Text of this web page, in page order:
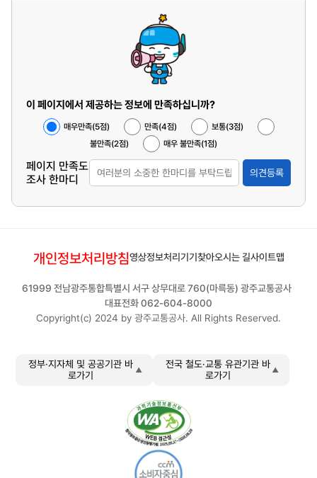
무엇보다 예방이 중요한 화재. 화재를 예방할 방법에는 어떤
우선 주택용 소방시설을 갖추는 방법이 있습니다. 주택용 소
울려 대피를 할 수 있는 단독경보형 감지기가 있습니다. 화
재 발생 후 신속한 대피가 가능하기 때문에 경보기 설치는
의무이며, 소화기는 반드시 주기적으로 작동력을 점검해야
합니다. 소화기를 거꾸로 들었을 때 가루가 떨어지는 소리가
점검하는 습관을 갖는 것이 좋습니다. 사용하지 않는 전열기
구 코드는 빼두고, 어린 자녀가 있는 가정에서는 라이터 등
을 자녀의 손이 닿지 않는 곳에 보관합니다. 가정에서의 화
재는 가스레인지를 켜둔 채 외출하거나 잠이 드는 상황에서
거나 가스 자동 차단 장치를 설치하면 일정 시간이 지나면
자동으로 가스 공급이 차단되어 화재 예방에 유용합니다.
오래된 가전제품은 교체하는 것이 좋고, 과열되기 쉬운 곳은
먼지 청소를 해둡니다. 스프링클러나 화재 감지기 등 소방시
설 작동 여부는 시설 관리인이나 외부 사설업체를 통해 점검
하고, 평소에 소화기나 소화전 등 소방시설 사용 방법에 대
이 페이지에서 제공하는 정보에 만족하십니까?
매우만족(5점) 만족(4점)
보통(3점)
불만족(2점)
매우 불만족(1점)
페이지 만족도
조사 한마디
의견등록
개인정보처리방침영상정보처리기기 찾아오시는 길사이트맵
61999 전남광주통합특별시 서구 상무대로 760(마륵동) 광주교통공사
대표전화 062-604-8000
Copyright(c) 2024 by 광주교통공사. All Rights Reserved.
정부·지자체 및 공공기관 바
로가기
전국 철도·교통 유관기관 바
로가기